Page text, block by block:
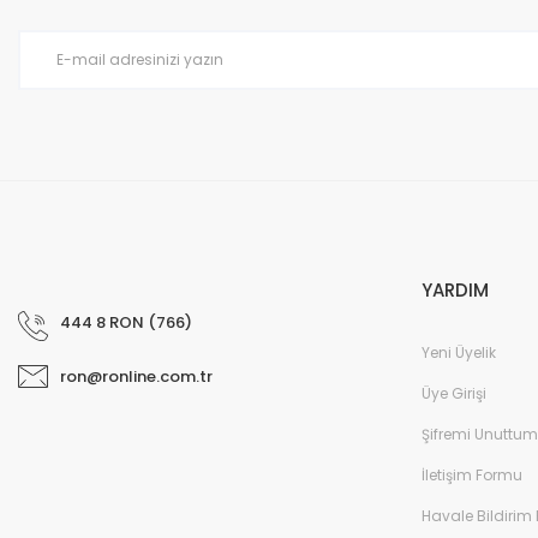
444 8 RON (766)
ron@ronline.com.tr
YARDIM
Yeni Üyelik
Üye Girişi
Şifremi Unuttum
İletişim Formu
Havale Bildirim